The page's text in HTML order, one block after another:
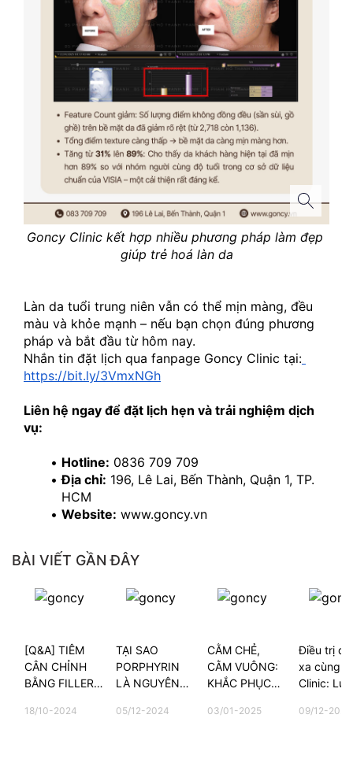
Goncy Clinic kết hợp nhiều phương pháp làm đẹp
giúp trẻ hoá làn da
Làn da tuổi trung niên vẫn có thể mịn màng, đều
màu và khỏe mạnh – nếu bạn chọn đúng phương
pháp và bắt đầu từ hôm nay.
Nhắn tin đặt lịch qua fanpage Goncy Clinic tại:
https://bit.ly/3VmxNGh
Liên hệ ngay để đặt lịch hẹn và trải nghiệm dịch
vụ:
Hotline: 0836 709 709
Địa chỉ: 196, Lê Lai, Bến Thành, Quận 1, TP.
HCM
Website: www.goncy.vn
BÀI VIẾT GẦN ĐÂY
[Q&A] TIÊM
CÂN CHỈNH
BẰNG FILLER
KHÔNG?
18/10-2024
TẠI SAO
PORPHYRIN
LÀ NGUYÊN
GÂY NÊN
05/12-2024
CẰM CHẺ,
CẰM VUÔNG:
KHẮC PHỤC
NÀO?
03/01-2025
Điều trị
xa cùng
Clinic: Lựa
kiều bào
09/12-2025